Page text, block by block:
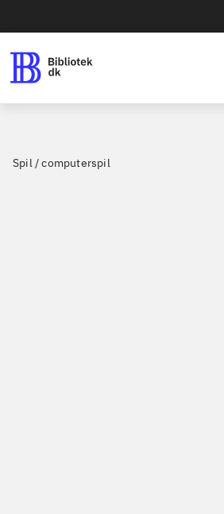
Spil / computerspil